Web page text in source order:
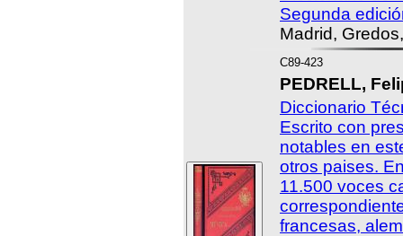
Segunda
Madrid,
C89-423
PEDRELL,
Diccionario
Escrito con
notables en
otros paises.
11.500 voces
francesas,